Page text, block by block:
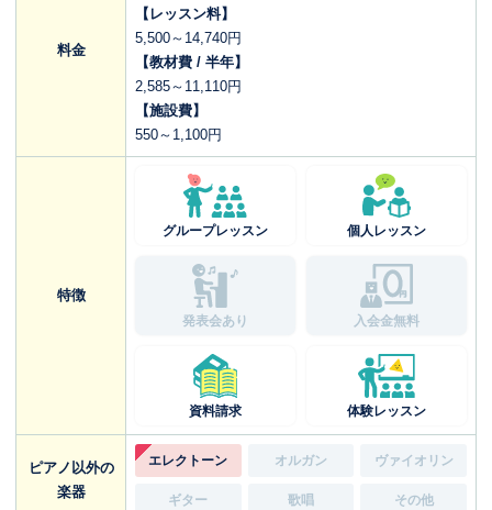
料金
【レッスン料】
5,500～14,740円
【教材費 / 半年】
2,585～11,110円
【施設費】
550～1,100円
特徴
グループレッスン 個人レッスン
発表会あり 入会金無料
資料請求 体験レッスン
ピアノ以外の
楽器
エレクトーン オルガン ヴァイオリン
ギター 歌唱 その他